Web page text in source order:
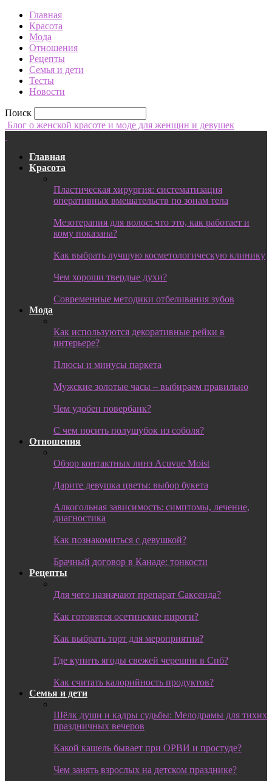
Главная
Красота
Мода
Отношения
Рецепты
Семья и дети
Тесты
Новости
Поиск
Блог о женской красоте и моде для женщин и девушек
Главная
Красота
Пластическая хирургия: систематизация
оперативных вмешательств по зонам тела
Мезотерапия для волос: что это, как работает и
кому показана?
Как выбрать лучшую косметологическую клинику
Чем хороши твердые духи?
Современные методики отбеливания зубов
Мода
Как используются декоративные рейки в
интерьере?
Плюсы и минусы паркета
Мужские золотые часы – выбираем правильно
Чем удобен повербанк?
С чем носить полушубок из соболя?
Отношения
Обзор контактных линз Acuvue Moist
Дарите девушка цветы: выбор букета
Алкогольная зависимость: симптомы, лечение,
диагностика
Как познакомиться с девушкой?
Брачный договор в Канаде: тонкости
Рецепты
Для чего назначают препарат Саксенда?
Как готовятся осетинские пироги?
Как выбрать торт для мероприятия?
Где купить ягоды свежей черешни в Спб?
Как считать калорийность продуктов?
Семья и дети
Шёлк души и кадры судьбы: Мелодрамы для тихих
праздничных вечеров
Какой кашель бывает при ОРВИ и простуде?
Чем занять взрослых на детском празднике?